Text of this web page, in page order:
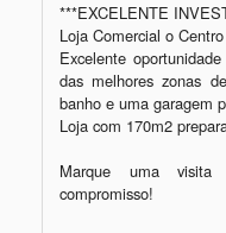
***EXCELENTE
Loja Comercial o
Excelente
das melhores zonas
banho e uma garagem
Loja com 170m2
Marque uma